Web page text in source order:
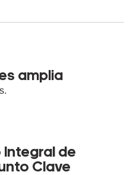
amplia
Integral de
Clave